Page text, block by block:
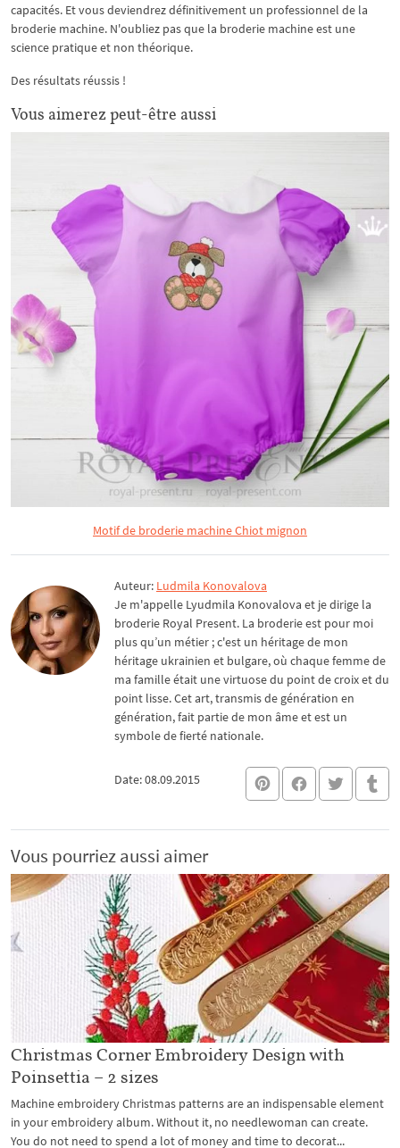
capacités. Et vous deviendrez définitivement un professionnel de la
broderie machine. N'oubliez pas que la broderie machine est une
science pratique et non théorique.
Des résultats réussis !
Vous aimerez peut-être aussi
Motif de broderie machine Chiot mignon
Auteur: Ludmila Konovalova
Je m'appelle Lyudmila Konovalova et je dirige la
broderie Royal Present. La broderie est pour moi
plus qu’un métier ; c'est un héritage de mon
héritage ukrainien et bulgare, où chaque femme de
ma famille était une virtuose du point de croix et du
point lisse. Cet art, transmis de génération en
génération, fait partie de mon âme et est un
symbole de fierté nationale.
Date: 08.09.2015
Vous pourriez aussi aimer
Christmas Corner Embroidery Design with
Poinsettia – 2 sizes
Machine embroidery Christmas patterns are an indispensable element
in your embroidery album. Without it, no needlewoman can create.
You do not need to spend a lot of money and time to decorat...